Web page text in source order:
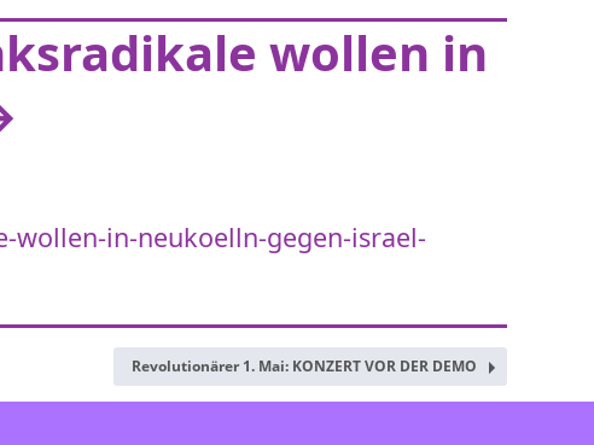
wollen in
in-neukoelln-gegen-israel-
Revolutionärer 1. Mai: KONZERT VOR DER DEMO